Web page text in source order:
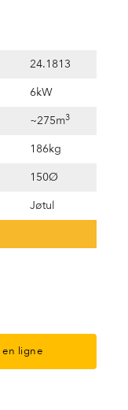
24.1813
6kW
~275m3
186kg
150Ø
Jøtul
en ligne